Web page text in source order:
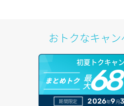
ポートデタッチ
ボリュームアタッチ
ボリュームデタッチ
オブジェクトダウンロード
オブジェクトバージョン管理
ドメイン情報登録
ドメイン詳細取得
おトクなキャ
初夏トクキャ
まとめトク 最
大
期間限定 2026年9月3